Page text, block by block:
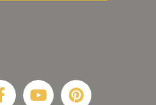
Facebook-
f
YoutubePinterest